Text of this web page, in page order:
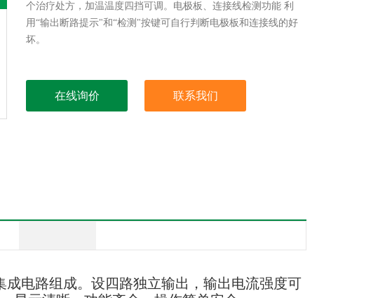
个治疗处方，加温温度四挡可调。电极板、连接线检测功能 利
用“输出断路提示"和“检测"按键可自行判断电极板和连接线的好
坏。
在线询价 联系我们
电路组成。设四路独立输出，输出电流强度可